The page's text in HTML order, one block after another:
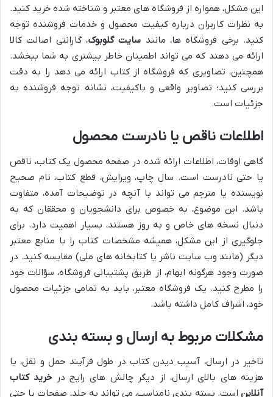
این مشکل، همواره از فروشگاه های معتبر و شناخته شده خرید کنید.
به نظرات کاربران درباره کیفیت محصول و خدمات فروشنده توجه
کنید. برخی فروشگاه ها، مانند سایت گلوبوک، گارانتی اصالت کالا
ارائه می دهند که می تواند اطمینان خاطر بیشتری به شما ببخشد.
همچنین، تصاویری که فروشگاه از کتاب ارائه می دهد را به دقت
بررسی کنید؛ تصاویر واقعی و باکیفیت، نشانه توجه فروشنده به
جزئیات است.
اطلاعات ناقص یا نادرست محصول
گاهی اوقات، اطلاعات ارائه شده در صفحه محصول یک کتاب، ناقص
یا حتی نادرست است. سال چاپ، ویرایش، قطع کتاب، نام صحیح
نویسنده یا مترجم می تواند با آنچه در توضیحات آمده، متفاوت
باشد. این موضوع، به خصوص برای دانشجویان و محققان که به
دنبال نسخه های خاص و به روز هستند، بسیار اهمیت دارد. برای
جلوگیری از این مشکل، همیشه مشخصات کتاب را با منابع معتبر
دیگر (مانند وب سایت ناشر یا کتابخانه های ملی) مقایسه کنید. در
صورت وجود هرگونه ابهام، از طریق پشتیبانی فروشگاه، سؤالات خود
را مطرح کنید. یک فروشگاه معتبر، باید به تمامی جزئیات محصول
خود، اشراف کامل داشته باشد.
مشکلات مربوط به ارسال و بسته بندی
تاخیر در ارسال، آسیب دیدن کتاب در طول فرآیند حمل و نقل، یا
هزینه های بالای ارسال، از دیگر چالش های رایج در خرید کتاب
آنلاین است. بسته بندی نامناسب، می تواند به جلد، صفحات یا حتی